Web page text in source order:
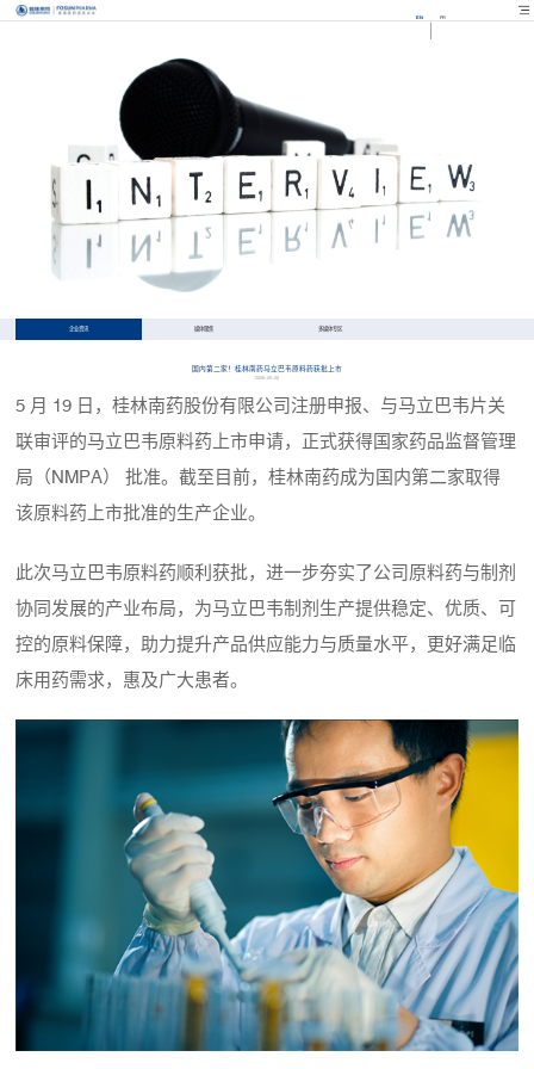
EN FR
企业资讯 媒体聚焦 多媒体专区
国内第二家！桂林南药马立巴韦原料药获批上市
2026-05-20
5 月 19 日，桂林南药股份有限公司注册申报、与马立巴韦片关
联审评的马立巴韦原料药上市申请，正式获得国家药品监督管理
局（NMPA） 批准。截至目前，桂林南药成为国内第二家取得
该原料药上市批准的生产企业。
此次马立巴韦原料药顺利获批，进一步夯实了公司原料药与制剂
协同发展的产业布局，为马立巴韦制剂生产提供稳定、优质、可
控的原料保障，助力提升产品供应能力与质量水平，更好满足临
床用药需求，惠及广大患者。